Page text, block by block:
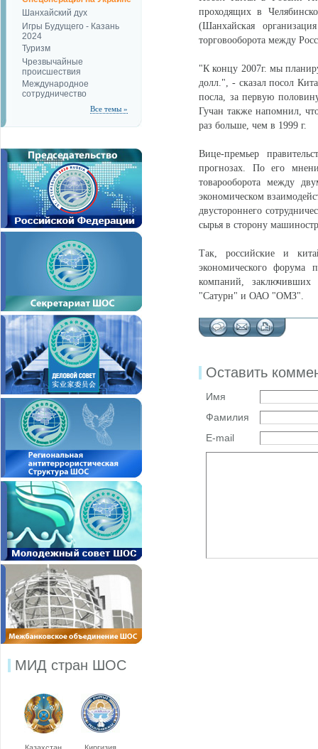
Шанхайский дух
Игры Будущего - Казань
2024
Туризм
Чрезвычайные
происшествия
Международное
сотрудничество
Все темы »
МИД стран ШОС
проходящих в
(Шанхайская
торговооборота между
"К концу 2007г. мы
долл.", - сказал посол
посла, за первую
Гучан также напомнил,
раз больше, чем в 1999 г.
Вице-премьер
прогнозах. По его
товарооборота между
экономическом
двустороннего
сырья в сторону
Так, российские и
экономического
компаний,
"Сатурн" и ОАО "ОМЗ".
Оставить
Имя
Фамилия
E-mail